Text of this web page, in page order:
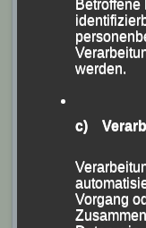
weiterer
Abteilung mit
Ausflügen,
Bergtouren,
Weihnachtsfeiern
Gottesdiensten,
und noch immer
Und Sport wird
Betroffene
werden.
c)
Vorgang